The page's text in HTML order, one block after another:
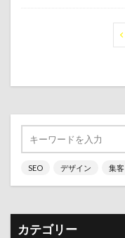
SEO デザイン 集客
カテゴリー